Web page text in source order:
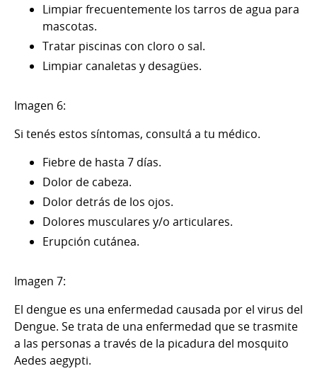
Limpiar frecuentemente los tarros de agua para
mascotas.
Tratar piscinas con cloro o sal.
Limpiar canaletas y desagües.
Imagen 6:
Si tenés estos síntomas, consultá a tu médico.
Fiebre de hasta 7 días.
Dolor de cabeza.
Dolor detrás de los ojos.
Dolores musculares y/o articulares.
Erupción cutánea.
Imagen 7:
El dengue es una enfermedad causada por el virus del
Dengue. Se trata de una enfermedad que se trasmite
a las personas a través de la picadura del mosquito
Aedes aegypti.